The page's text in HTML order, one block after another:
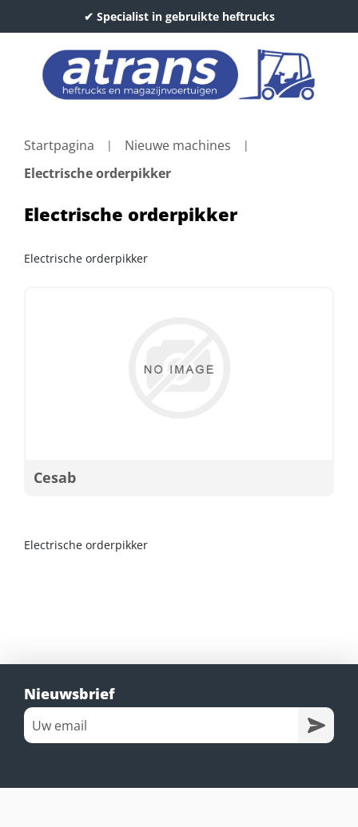
✔ Specialist in gebruikte heftrucks
Startpagina
Nieuwe machines
Electrische orderpikker
Electrische orderpikker
Electrische orderpikker
Cesab
Electrische orderpikker
Nieuwsbrief